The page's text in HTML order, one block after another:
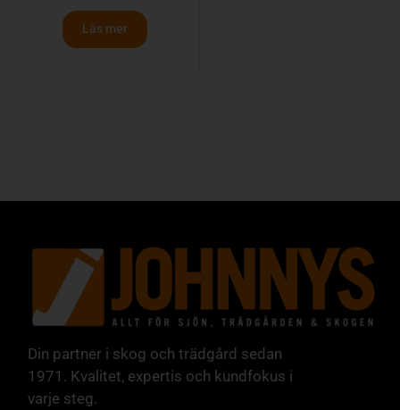
Läs mer
Din partner i skog och trädgård sedan
1971. Kvalitet, expertis och kundfokus i
varje steg.